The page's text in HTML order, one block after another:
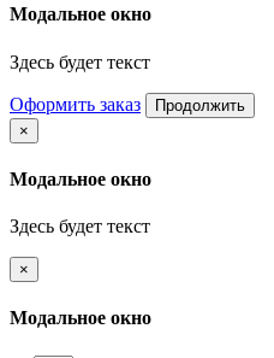
Модальное окно
Здесь будет текст
Оформить заказ
Продолжить
×
Модальное окно
Здесь будет текст
×
Модальное окно